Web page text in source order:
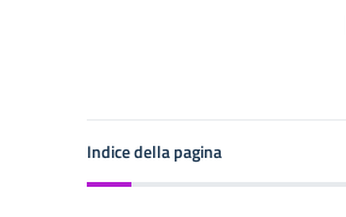
Indice della pagina